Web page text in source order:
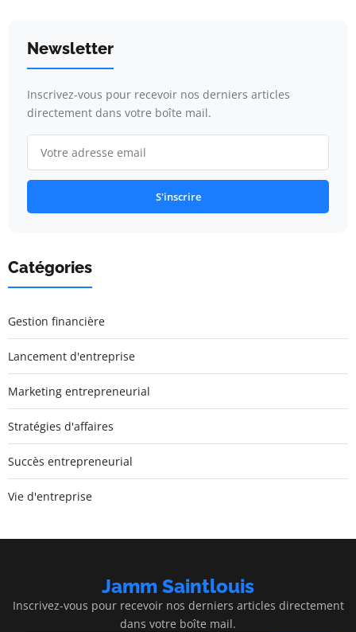
Newsletter
Inscrivez-vous pour recevoir nos derniers articles
directement dans votre boîte mail.
S'inscrire
Catégories
Gestion financière
Lancement d'entreprise
Marketing entrepreneurial
Stratégies d'affaires
Succès entrepreneurial
Vie d'entreprise
Jamm Saintlouis
Inscrivez-vous pour recevoir nos derniers articles directement
dans votre boîte mail.